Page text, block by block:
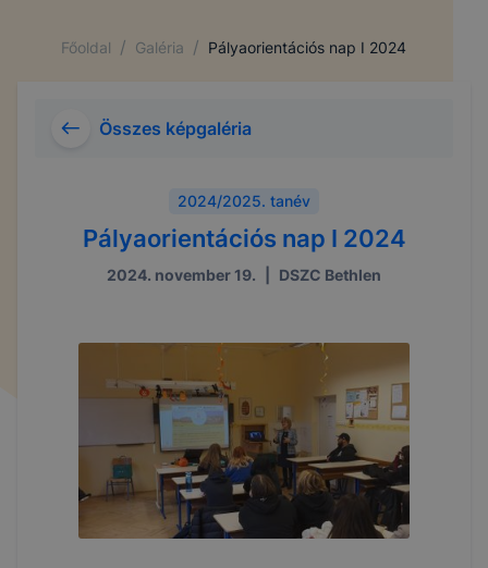
Főoldal / Galéria / Pályaorientációs nap I 2024
Összes képgaléria
2024/2025. tanév
Pályaorientációs nap I 2024
2024. november 19. DSZC Bethlen